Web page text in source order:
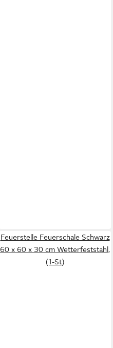
Feuerstelle Feuerschale Schwarz
60 x 60 x 30 cm Wetterfeststahl,
(1-St)